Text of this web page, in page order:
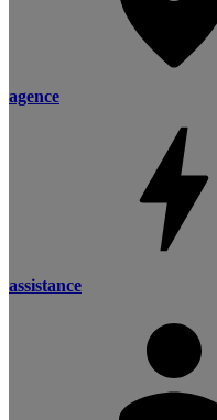
agence
assistance